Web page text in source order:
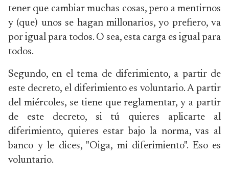
tener que cambiar muchas cosas, pero a mentirnos
y (que) unos se hagan millonarios, yo prefiero, va
por igual para todos. O sea, esta carga es igual para
todos.
Segundo, en el tema de diferimiento, a partir de
este decreto, el diferimiento es voluntario. A partir
del miércoles, se tiene que reglamentar, y a partir
de este decreto, si tú quieres aplicarte al
diferimiento, quieres estar bajo la norma, vas al
banco y le dices, "Oiga, mi diferimiento". Eso es
voluntario.